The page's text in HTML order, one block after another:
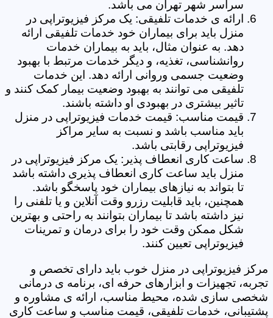
سراسر شهر تهران می باشد.
ارائه ی خدمات تلفیقی: یک مرکز فیزیوتراپی در
منزل باید برای بیماران خود خدمات تلفیقی ارائه
دهد. به عنوان مثال، باید به بیماران خدمات
روانشناسی، تغذیه، و دیگر خدمات مرتبط با بهبود
وضعیت جسمی وروانی ارائه دهد. این خدمات
تلفیقی می توانند به بهبود وضعیت بیمار کمک کنند و
تاثیر بیشتری در بهبودی او داشته باشند.
قیمت مناسب: قیمت خدمات فیزیوتراپی در منزل
باید مناسب باشد و نسبت به سایر مراکز
فیزیوتراپی رقابتی باشد.
ساعت کاری انعطاف پذیر: یک مرکز فیزیوتراپی در
منزل باید ساعت کاری انعطاف پذیری داشته باشد
تا بتواند به نیازهای بیماران خود پاسخگو باشد.
همچنین، باید قابلیت رزرو وقت آنلاین و یا تلفنی را
نیز داشته باشد تا بیماران بتوانند به راحتی و بهترین
شکل ممکن وقت خود را برای درمان و تمرینات
فیزیوتراپی تعیین کنند.
مرکز فیزیوتراپی در منزل خوب باید دارای تخصص و
تجربه، تجهیزات و ابزارهای حرفه ای، برنامه ی درمانی
شخصی سازی شده، محیط مناسب، ارائه ی مشاوره و
پشتیبانی، خدمات تلفیقی، قیمت مناسب و ساعت کاری